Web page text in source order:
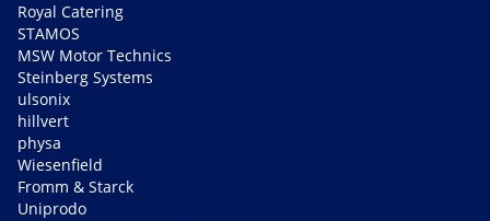
Royal Catering
STAMOS
MSW Motor Technics
Steinberg Systems
ulsonix
hillvert
physa
Wiesenfield
Fromm & Starck
Uniprodo